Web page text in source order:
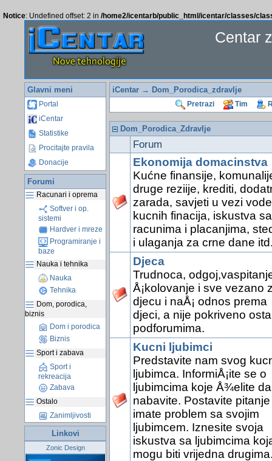
Notice: Undefined offset: 2 in /home2/icentarb/public_html/icentar/classes/
Centar
Glavni meni
Portal
iCentar
Statistike
Procitajte pravila
Donacije
Forumi
Racunari i oprema
Softver i op.
sistemi
Hardver i mreze
Programiranje i
baze
Nauka i tehnika
Nauka
Tehnika
Dom, porodica,
biznis
Dom i porodica
Biznis
Sport i zabava
Sport i
rekreacija
Zabava
Ostalo
Zanimljivosti
Linkovi
Zonic Design
iCentar→ Dom_Porodica_zdravlje
Pretrazi Tim
Dom_Porodica_Zdravlje
Forum
Ekonomija domacinstva
Kućne finansije,
druge reziije, krediti,
zarada, savjeti u vezi
kucnih finacija, iskustva sa
racunima i placanjima,
i ulaganja za crne dane
Djeca
Trudnoca,
Å¡kolovanje i sve vezano
djecu i naÅ¡ odnos prema
djeci, a nije pokriveno
podforumima.
Kucni ljubimci
Predstavite nam svog
ljubimca. InformiÅ¡ite se o
ljubimcima koje Å¾elite da
nabavite. Postavite
imate problem sa svojim
ljubimcem. Iznesite svoja
iskustva sa ljubimcima
mogu biti vrijedna